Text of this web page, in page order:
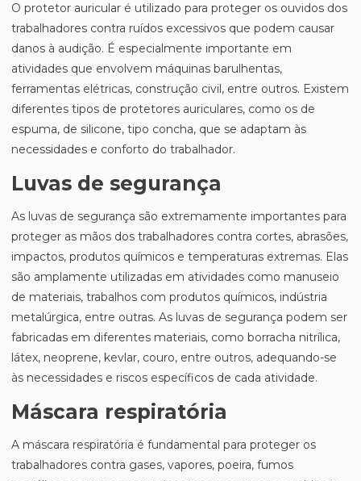
O protetor auricular é utilizado para proteger os ouvidos dos
trabalhadores contra ruídos excessivos que podem causar
danos à audição. É especialmente importante em
atividades que envolvem máquinas barulhentas,
ferramentas elétricas, construção civil, entre outros. Existem
diferentes tipos de protetores auriculares, como os de
espuma, de silicone, tipo concha, que se adaptam às
necessidades e conforto do trabalhador.
Luvas de segurança
As luvas de segurança são extremamente importantes para
proteger as mãos dos trabalhadores contra cortes, abrasões,
impactos, produtos químicos e temperaturas extremas. Elas
são amplamente utilizadas em atividades como manuseio
de materiais, trabalhos com produtos químicos, indústria
metalúrgica, entre outras. As luvas de segurança podem ser
fabricadas em diferentes materiais, como borracha nitrílica,
látex, neoprene, kevlar, couro, entre outros, adequando-se
às necessidades e riscos específicos de cada atividade.
Máscara respiratória
A máscara respiratória é fundamental para proteger os
trabalhadores contra gases, vapores, poeira, fumos